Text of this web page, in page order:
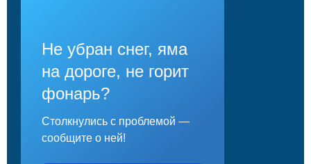
Не убран снег, яма
на дороге, не горит
фонарь?
Столкнулись с проблемой —
сообщите о ней!